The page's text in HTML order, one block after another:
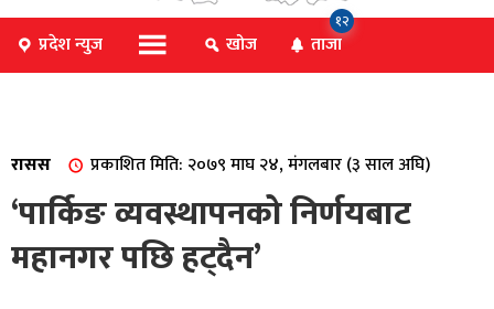
प्रदेश न्युज खोज ताजा
१२
रासस प्रकाशित मिति: २०७९ माघ २४, मंगलबार (३ साल अघि)
‘पार्किङ व्यवस्थापनको निर्णयबाट
महानगर पछि हट्दैन’